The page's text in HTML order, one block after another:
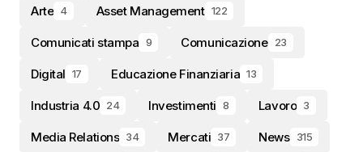
Arte 4 Asset Management 122
Comunicati stampa 9 Comunicazione 23
Digital 17 Educazione Finanziaria 13
Industria 4.0 24 Investimenti 8 Lavoro 3
Media Relations 34 Mercati 37 News 315